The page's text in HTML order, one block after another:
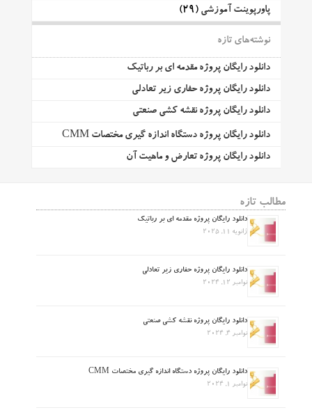
پاورپوینت آموزشی (29)
نوشته‌های تازه
دانلود رایگان پروژه مقدمه ای بر رباتیک
دانلود رایگان پروژه حفاری زیر تعادلی
دانلود رایگان پروژه نقشه کشی صنعتی
دانلود رایگان پروژه دستگاه اندازه گیری مختصات CMM
دانلود رایگان پروژه تعارض و ماهیت آن
مطالب تازه
دانلود رایگان پروژه مقدمه ای بر رباتیک
ژانویه 11, 2025
دانلود رایگان پروژه حفاری زیر تعادلی
نوامبر 12, 2024
دانلود رایگان پروژه نقشه کشی صنعتی
نوامبر 4, 2024
دانلود رایگان پروژه دستگاه اندازه گیری مختصات CMM
نوامبر 1, 2024